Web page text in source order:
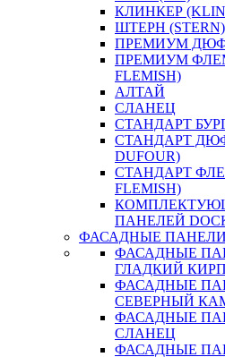
КЛИНКЕР
ШТЕРН (STERN)
ПРЕМИУМ
ПРЕМИУМ
FLEMISH)
АЛТАЙ
СЛАНЕЦ
СТАНДАРТ БУРГ
СТАНДАРТ
DUFOUR)
СТАНДАРТ
FLEMISH)
ПАНЕЛЕЙ
ФАСАДНЫЕ ПАНЕЛИ
ФАСАДНЫЕ
ГЛАДКИЙ
ФАСАДНЫЕ
СЕВЕРНЫЙ
ФАСАДНЫЕ
СЛАНЕЦ
ФАСАДНЫЕ